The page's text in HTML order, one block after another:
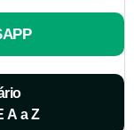
A a Z